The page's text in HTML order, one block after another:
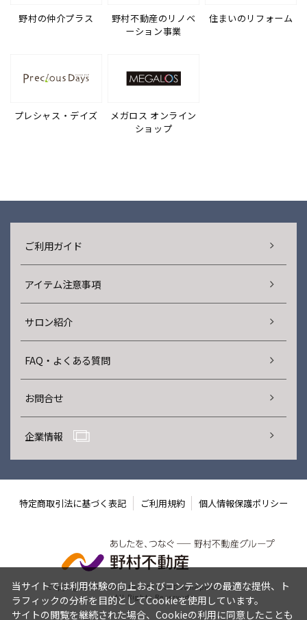
野村の仲介プラス
野村不動産のリノベ
ーション事業
住まいのリフォーム
プレシャス・デイズ
メガロス オンライン
ショップ
ご利用ガイド
アイテム注意事項
サロン紹介
FAQ・よくある質問
お問合せ
企業情報
特定商取引法に基づく表記 ご利用規約 個人情報保護ポリシー
Copyright © Nomura Real Estate Development Co., Ltd.
All Rights Reserved.
当サイトでは利用体験の向上およびコンテンツの最適な提供、ト
ラフィックの分析を目的としてCookieを使用しています。
サイトの閲覧を継続された場合、Cookieの利用に同意したことも